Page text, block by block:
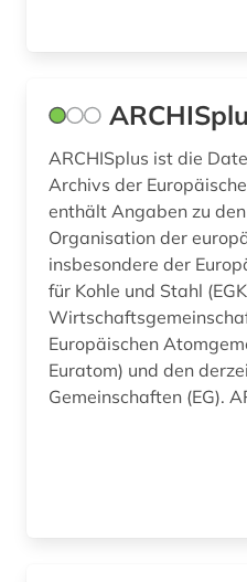
frankreich (1)
französisch (2)
frau (1)
frauenforschung (1)
freiheit (1)
friedenspolitik (1)
fusion (1)
ARCHISplus ist die
Archivs der
enthält Angaben zu
Organisation der
insbesondere der
für Kohle und Stahl
Europäischen
Euratom) und den